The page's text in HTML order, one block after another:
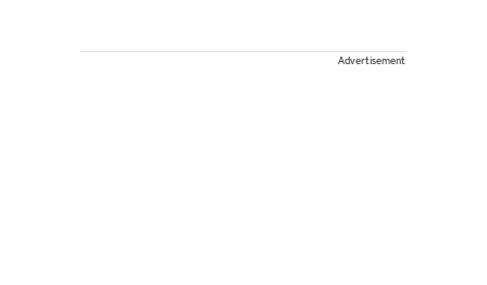
Advertisement